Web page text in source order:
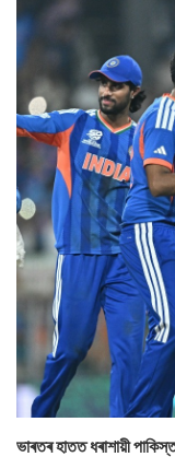
ভাৰতৰ হাতত ধৰাশায়ী